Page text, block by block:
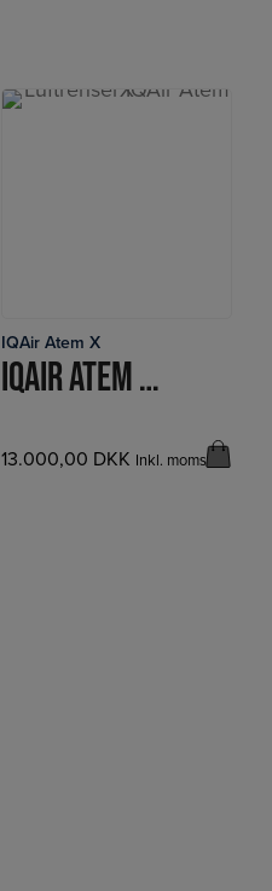
LÆS MERE
IQAir Atem X
IQAIR ATEM X CF
13.000,00 DKK Inkl. moms